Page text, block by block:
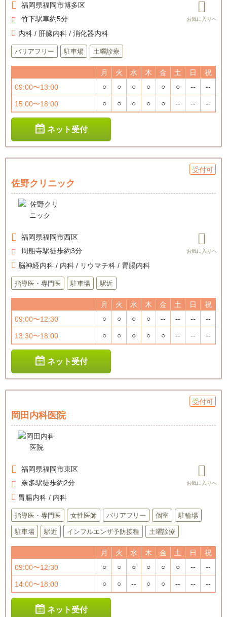
福岡県福岡市博多区
竹下駅車約5分
内科 / 肝臓内科 / 消化器内科
バリアフリー 駐車場 土曜診療
月 火 水 木 金 土 日
祝
09:00〜13:00
○ ○ ○ ○ ○ ○ -- --
15:00〜18:00 ○ ○ ○ ○ ○ -- -- --
ネット受付
受付可
佐野クリニック
福岡県福岡市西区
周船寺駅徒歩約3分
脳神経内科 / 内科 / リウマチ科 / 胃腸内科
指導医・専門医 駐車場 駅近
月 火 水 木 金 土 日
祝
09:00〜12:30
○ ○ ○ ○ -- -- -- --
13:30〜18:00 ○ ○ ○ ○ ○ -- -- --
ネット受付
受付可
岡田内科医院
福岡県福岡市東区
奈多駅徒歩約2分
胃腸内科 / 内科
指導医・専門医 女性医師 バリアフリー 個室 駐輪場
駐車場 駅近 インフルエンザ予防接種 土曜診療
月 火 水 木 金 土 日
祝
09:00〜12:30
○ ○ ○ ○ ○ ○ -- --
14:00〜18:00 ○ ○ -- ○ ○ -- -- --
ネット受付